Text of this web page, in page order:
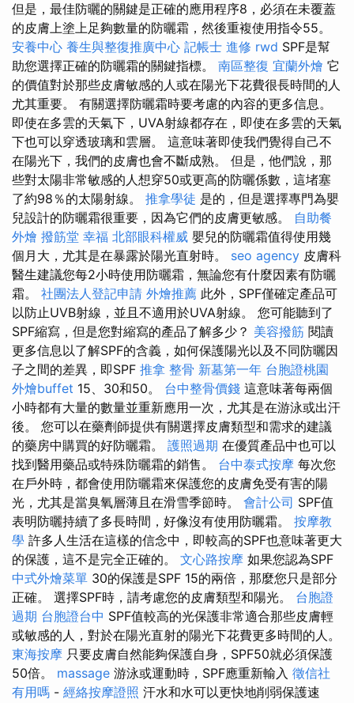
但是，最佳防曬的關鍵是正確的應用程序8，必須在未覆蓋
的皮膚上塗上足夠數量的防曬霜，然後重複使用指令55。
安養中心 養生與整復推廣中心 記帳士 進修 rwd SPF是幫
助您選擇正確的防曬霜的關鍵指標。 南區整復 宜蘭外燴 它
的價值對於那些皮膚敏感的人或在陽光下花費很長時間的人
尤其重要。 有關選擇防曬霜時要考慮的內容的更多信息。
即使在多雲的天氣下，UVA射線都存在，即使在多雲的天氣
下也可以穿透玻璃和雲層。 這意味著即使我們覺得自己不
在陽光下，我們的皮膚也會不斷成熟。 但是，他們說，那
些對太陽非常敏感的人想穿50或更高的防曬係數，這堵塞
了約98％的太陽射線。 推拿學徒 是的，但是選擇專門為嬰
兒設計的防曬霜很重要，因為它們的皮膚更敏感。 自助餐
外燴 撥筋堂 幸福 北部眼科權威 嬰兒的防曬霜值得使用幾
個月大，尤其是在暴露於陽光直射時。 seo agency 皮膚科
醫生建議您每2小時使用防曬霜，無論您有什麼因素有防曬
霜。 社團法人登記申請 外燴推薦 此外，SPF僅確定產品可
以防止UVB射線，並且不適用於UVA射線。 您可能聽到了
SPF縮寫，但是您對縮寫的產品了解多少？ 美容撥筋 閱讀
更多信息以了解SPF的含義，如何保護陽光以及不同防曬因
子之間的差異，即SPF 推拿 整骨 新墓第一年 台胞證桃園
外燴buffet 15、30和50。 台中整骨價錢 這意味著每兩個
小時都有大量的數量並重新應用一次，尤其是在游泳或出汗
後。 您可以在藥劑師提供有關選擇皮膚類型和需求的建議
的藥房中購買的好防曬霜。 護照過期 在優質產品中也可以
找到醫用藥品或特殊防曬霜的銷售。 台中泰式按摩 每次您
在戶外時，都會使用防曬霜來保護您的皮膚免受有害的陽
光，尤其是當臭氧層薄且在滑雪季節時。 會計公司 SPF值
表明防曬持續了多長時間，好像沒有使用防曬霜。 按摩教
學 許多人生活在這樣的信念中，即較高的SPF也意味著更大
的保護，這不是完全正確的。 文心路按摩 如果您認為SPF
中式外燴菜單 30的保護是SPF 15的兩倍，那麼您只是部分
正確。 選擇SPF時，請考慮您的皮膚類型和陽光。 台胞證
過期 台胞證台中 SPF值較高的光保護非常適合那些皮膚輕
或敏感的人，對於在陽光直射的陽光下花費更多時間的人。
東海按摩 只要皮膚自然能夠保護自身，SPF50就必須保護
50倍。 massage 游泳或運動時，SPF應重新輸入 徵信社
有用嗎 - 經絡按摩證照 汗水和水可以更快地削弱保護速